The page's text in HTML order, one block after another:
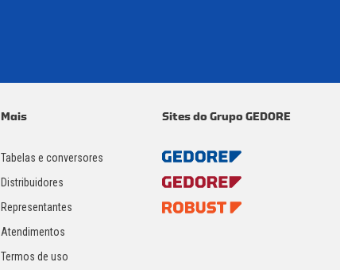
Mais
Tabelas e conversores
Distribuidores
Representantes
Atendimentos
Termos de uso
Sites do Grupo GEDORE